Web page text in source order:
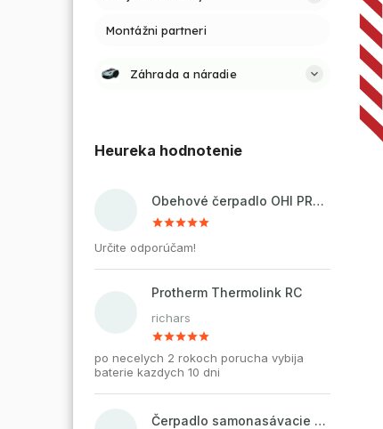
Montážni partneri
Záhrada a náradie
Heureka hodnotenie
Obehové čerpadlo OHI PRO 32-60/180 pre kúrenie a cirkuláciu vody
Určite odporúčam!
Protherm Thermolink RC
richars
po necelych 2 rokoch porucha vybija
baterie kazdych 10 dni
Čerpadlo samonasávacie WZI 750 na vodu, povrchové, liatinové